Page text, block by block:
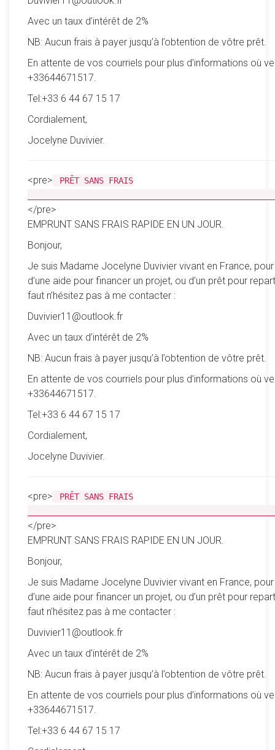
Avec un taux d’intérêt de 2%
NB: Aucun frais à payer jusqu’à l’obtention de vôtre prêt.
En attente de vos courriels pour plus d’informations où
+33644671517.
Tel:+33 6 44 67 15 17
Cordialement,
Jocelyne Duvivier.
<pre>
PRÊT SANS FRAIS
</pre>
EMPRUNT SANS FRAIS RAPIDE EN UN JOUR.
Bonjour,
Je suis Madame Jocelyne Duvivier vivant en France,
d’une aide pour financer un projet, ou d’un prêt pour
faut n’hésitez pas à me contacter :
Duvivier11@outlook.fr
Avec un taux d’intérêt de 2%
NB: Aucun frais à payer jusqu’à l’obtention de vôtre prêt.
En attente de vos courriels pour plus d’informations où
+33644671517.
Tel:+33 6 44 67 15 17
Cordialement,
Jocelyne Duvivier.
<pre>
PRÊT SANS FRAIS
</pre>
EMPRUNT SANS FRAIS RAPIDE EN UN JOUR.
Bonjour,
Je suis Madame Jocelyne Duvivier vivant en France,
d’une aide pour financer un projet, ou d’un prêt pour
faut n’hésitez pas à me contacter :
Duvivier11@outlook.fr
Avec un taux d’intérêt de 2%
NB: Aucun frais à payer jusqu’à l’obtention de vôtre prêt.
En attente de vos courriels pour plus d’informations où
+33644671517.
Tel:+33 6 44 67 15 17